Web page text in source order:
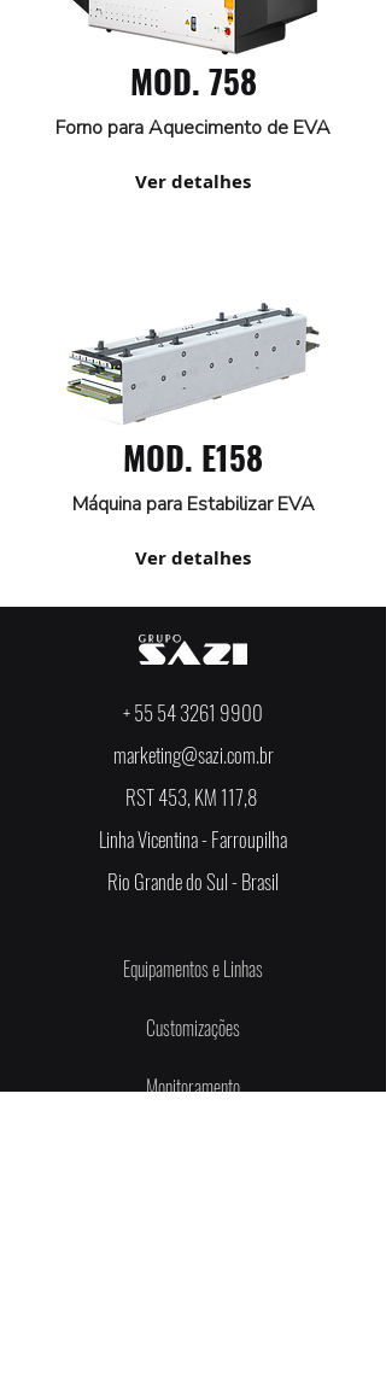
MOD. 758
Forno para Aquecimento de EVA
Ver detalhes
MOD. E158
Máquina para Estabilizar EVA
Ver detalhes
+55 54 3261 9900
marketing@sazi.com.br
RST 453, KM 117,8
Linha Vicentina - Farroupilha
Rio Grande do Sul - Brasil
Equipamentos e Linhas
Customizações
Monitoramento